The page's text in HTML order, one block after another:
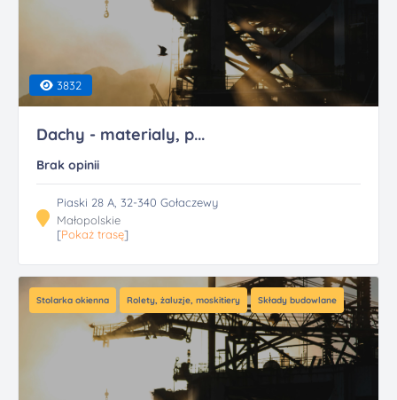
3832
Dachy - materialy, p...
Brak opinii
Piaski 28 A, 32-340 Gołaczewy
Małopolskie
[Pokaż trasę]
Stolarka okienna Rolety, żaluzje, moskitiery Składy budowlane